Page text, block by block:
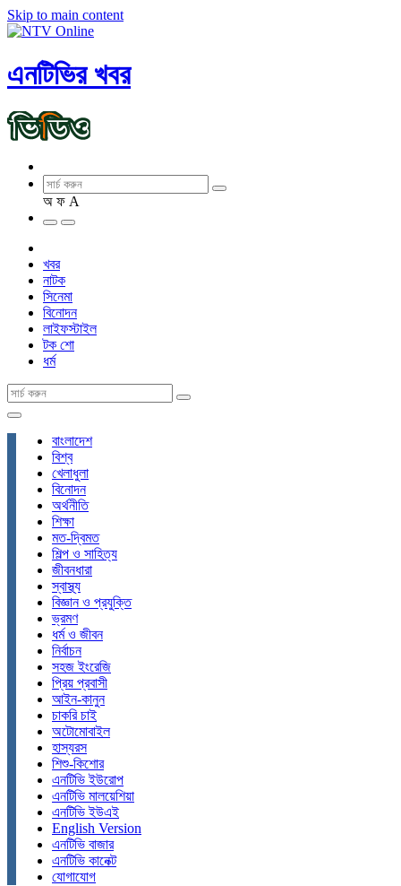
Skip to main content
এনটিভির খবর
অ ফ A
খবর
নাটক
সিনেমা
বিনোদন
লাইফস্টাইল
টক শো
ধর্ম
বাংলাদেশ
বিশ্ব
খেলাধুলা
বিনোদন
অর্থনীতি
শিক্ষা
মত-দ্বিমত
শিল্প ও সাহিত্য
জীবনধারা
স্বাস্থ্য
বিজ্ঞান ও প্রযুক্তি
ভ্রমণ
ধর্ম ও জীবন
নির্বাচন
সহজ ইংরেজি
প্রিয় প্রবাসী
আইন-কানুন
চাকরি চাই
অটোমোবাইল
হাস্যরস
শিশু-কিশোর
এনটিভি ইউরোপ
এনটিভি মালয়েশিয়া
এনটিভি ইউএই
English Version
এনটিভি বাজার
এনটিভি কানেক্ট
যোগাযোগ